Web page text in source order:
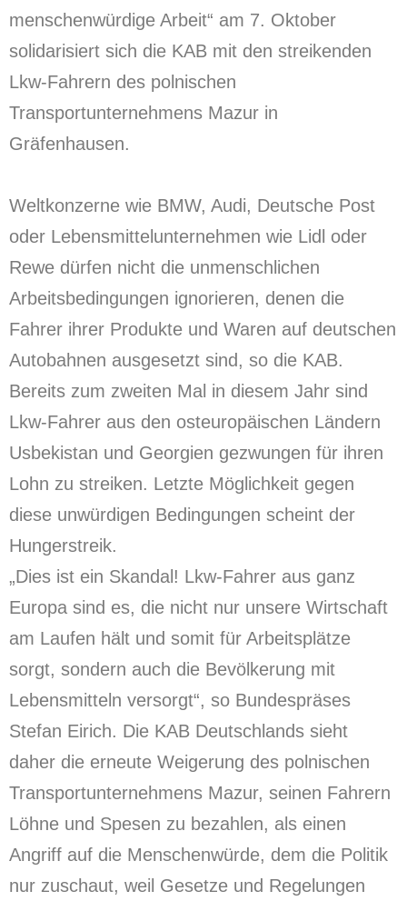
menschenwürdige Arbeit“ am 7. Oktober
solidarisiert sich die KAB mit den streikenden
Lkw-Fahrern des polnischen
Transportunternehmens Mazur in
Gräfenhausen.
Weltkonzerne wie BMW, Audi, Deutsche Post
oder Lebensmittelunternehmen wie Lidl oder
Rewe dürfen nicht die unmenschlichen
Arbeitsbedingungen ignorieren, denen die
Fahrer ihrer Produkte und Waren auf deutschen
Autobahnen ausgesetzt sind, so die KAB.
Bereits zum zweiten Mal in diesem Jahr sind
Lkw-Fahrer aus den osteuropäischen Ländern
Usbekistan und Georgien gezwungen für ihren
Lohn zu streiken. Letzte Möglichkeit gegen
diese unwürdigen Bedingungen scheint der
Hungerstreik.
„Dies ist ein Skandal! Lkw-Fahrer aus ganz
Europa sind es, die nicht nur unsere Wirtschaft
am Laufen hält und somit für Arbeitsplätze
sorgt, sondern auch die Bevölkerung mit
Lebensmitteln versorgt“, so Bundespräses
Stefan Eirich. Die KAB Deutschlands sieht
daher die erneute Weigerung des polnischen
Transportunternehmens Mazur, seinen Fahrern
Löhne und Spesen zu bezahlen, als einen
Angriff auf die Menschenwürde, dem die Politik
nur zuschaut, weil Gesetze und Regelungen